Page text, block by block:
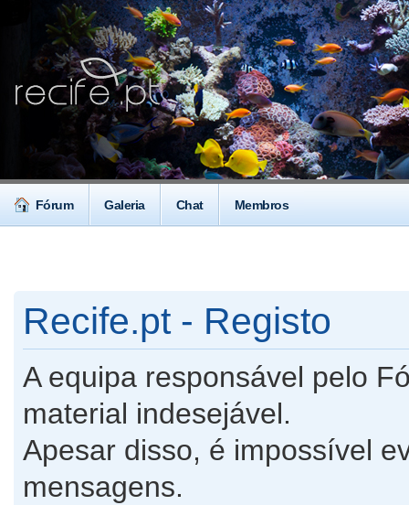
Fórum Galeria Chat Membros
Recife.pt - Registo
A equipa responsável pelo
material indesejável.
Apesar disso, é impossível
mensagens.